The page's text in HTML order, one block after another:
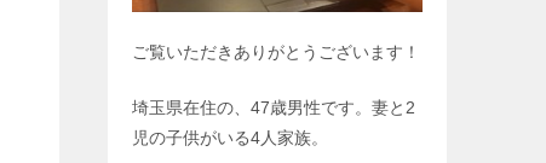
ご覧いただきありがとうございます！
埼玉県在住の、47歳男性です。妻と2
児の子供がいる4人家族。